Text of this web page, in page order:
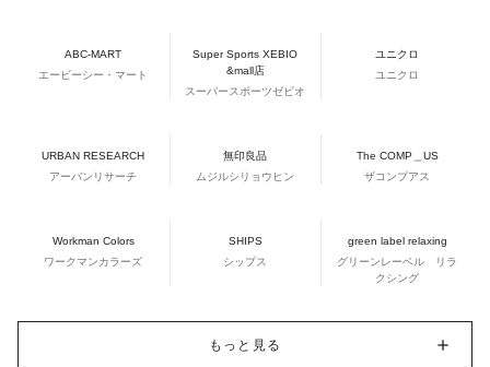
ABC-MART
エービーシー・マート
Super Sports XEBIO
&mall店
スーパースポーツゼビオ
ユニクロ
ユニクロ
URBAN RESEARCH
アーバンリサーチ
無印良品
ムジルシリョウヒン
The COMP＿US
ザコンプアス
Workman Colors
ワークマンカラーズ
SHIPS
シップス
green label relaxing
グリーンレーベル リラ
クシング
もっと見る